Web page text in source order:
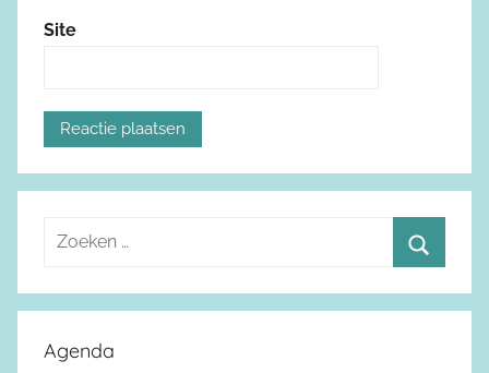
Site
e
e
o
Agenda